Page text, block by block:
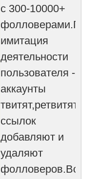
с 300-10000+
имитация
деятельности
пользователя -
аккаунты
ссылок
добавляют и
удаляют
фолловеров.Всего